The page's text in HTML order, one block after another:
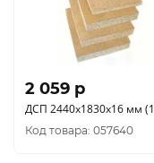
2 059 p
ДСП 2440х1830х16 мм
Код товара: 057640